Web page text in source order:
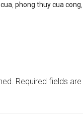
phong thuy cua cong
Required fields